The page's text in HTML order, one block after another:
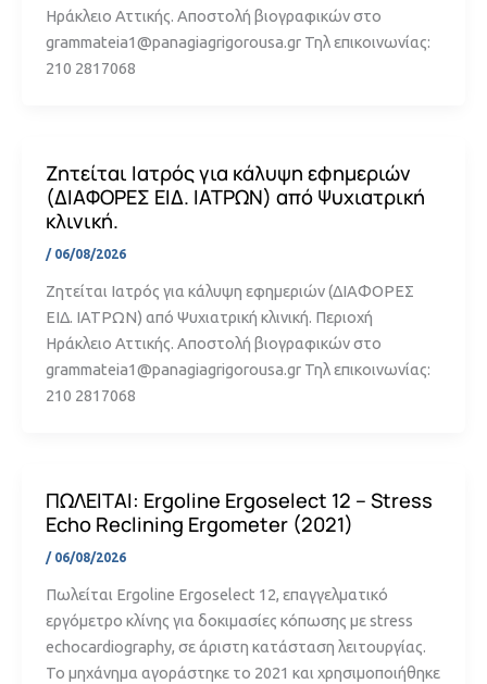
Ηράκλειο Αττικής. Αποστολή βιογραφικών στο
grammateia1@panagiagrigorousa.gr Τηλ επικοινωνίας:
210 2817068
Ζητείται Ιατρός για κάλυψη εφημεριών
(ΔΙΑΦΟΡΕΣ ΕΙΔ. ΙΑΤΡΩΝ) από Ψυχιατρική
κλινική.
/ 06/08/2026
Ζητείται Ιατρός για κάλυψη εφημεριών (ΔΙΑΦΟΡΕΣ
ΕΙΔ. ΙΑΤΡΩΝ) από Ψυχιατρική κλινική. Περιοχή
Ηράκλειο Αττικής. Αποστολή βιογραφικών στο
grammateia1@panagiagrigorousa.gr Τηλ επικοινωνίας:
210 2817068
ΠΩΛΕΙΤΑΙ: Ergoline Ergoselect 12 – Stress
Echo Reclining Ergometer (2021)
/ 06/08/2026
Πωλείται Ergoline Ergoselect 12, επαγγελματικό
εργόμετρο κλίνης για δοκιμασίες κόπωσης με stress
echocardiography, σε άριστη κατάσταση λειτουργίας.
Το μηχάνημα αγοράστηκε το 2021 και χρησιμοποιήθηκε